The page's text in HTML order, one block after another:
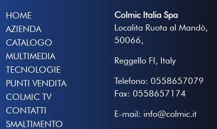
HOME
AZIENDA
CATALOGO
MULTIMEDIA
TECNOLOGIE
PUNTI VENDITA
COLMIC TV
CONTATTI
SMALTIMENTO
Colmic Italia Spa
Localita Ruota al Mandò,
50066,
Reggello FI, Italy
Telefono: 0558657079
Fax: 0558657174
E-mail: info@colmic.it